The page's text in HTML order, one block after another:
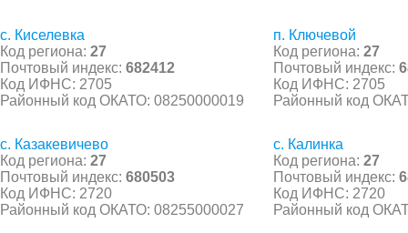
с. Киселевка
Код региона: 27
Почтовый индекс: 682412
Код ИФНС: 2705
Районный код ОКАТО: 08250000019
п. Ключевой
Код региона: 27
Почтовый индекс:
Код ИФНС: 2705
Районный код
с. Казакевичево
Код региона: 27
Почтовый индекс: 680503
Код ИФНС: 2720
Районный код ОКАТО: 08255000027
с. Калинка
Код региона: 27
Почтовый индекс:
Код ИФНС: 2720
Районный код